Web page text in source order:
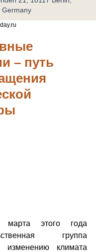
Germany
– путь
марта этого года
группа
изменению климата